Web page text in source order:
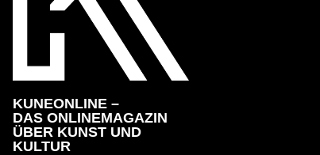
KUNEONLINE –
DAS ONLINEMAGAZIN
ÜBER KUNST UND
KULTUR